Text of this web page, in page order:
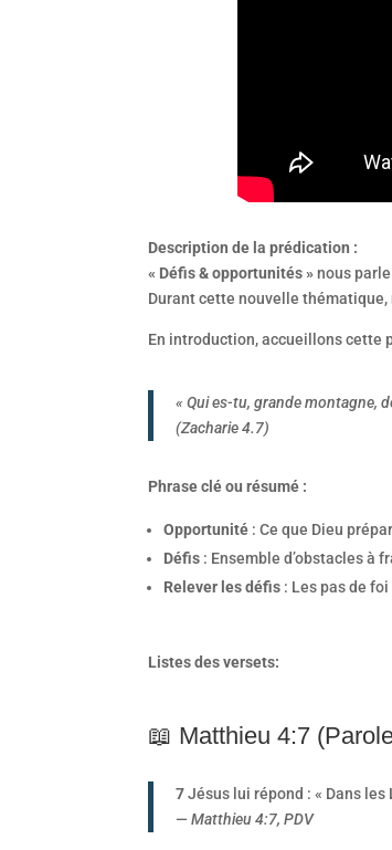
Description de la prédication :
« Défis & opportunités »nous
Durant cette nouvelle thématique,
En introduction, accueillons cette
« Qui es-tu, grande montagne,
(Zacharie 4.7)
Phrase clé ou résumé :
Opportunité : Ce que Dieu
Défis : Ensemble d’obstacles à
Relever les défis : Les pas de
Listes des versets:
📖 Matthieu 4:7
7Jésus lui répond : « Dans les
—Matthieu 4:7, PDV